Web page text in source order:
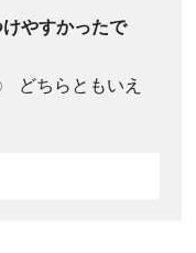
やすかったで
どちらともいえ